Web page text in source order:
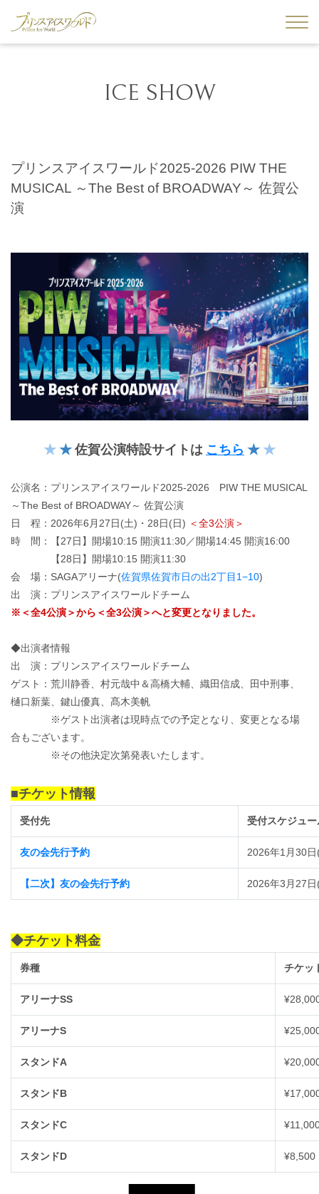
ICE SHOW
プリンスアイスワールド2025-2026 PIW THE
MUSICAL ～The Best of BROADWAY～ 佐賀公
演
★ ★ 佐賀公演特設サイトは こちら ★ ★
公演名：プリンスアイスワールド2025-2026 PIW THE MUSICAL
～The Best of BROADWAY～ 佐賀公演
日 程：2026年6月27日(土)・28日(日) ＜全3公演＞
時 間：【27日】開場10:15 開演11:30／開場14:45 開演16:00
【28日】開場10:15 開演11:30
会 場：SAGAアリーナ(佐賀県佐賀市日の出2丁目1−10)
出 演：プリンスアイスワールドチーム
※＜全4公演＞から＜全3公演＞へと変更となりました。
◆出演者情報
出 演：プリンスアイスワールドチーム
ゲスト：荒川静香、村元哉中＆高橋大輔、織田信成、田中刑事、
樋口新葉、鍵山優真、髙木美帆
※ゲスト出演者は現時点での予定となり、変更となる場
合もございます。
※その他決定次第発表いたします。
■チケット情報
受付先 受付スケジュー
友の会先行予約 2026年1月30
【二次】友の会先行予約 2026年3月27
◆チケット料金
券種 チケッ
アリーナSS
アリーナS
スタンドA
スタンドB
スタンドC
スタンドD ¥8,500